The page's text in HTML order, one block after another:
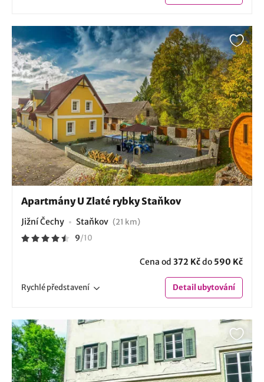
Apartmány U Zlaté rybky Staňkov
Jižní Čechy Staňkov (21 km)
9/10
Cena od 372 Kčdo 590 Kč
Rychlépředstavení Detailubytování